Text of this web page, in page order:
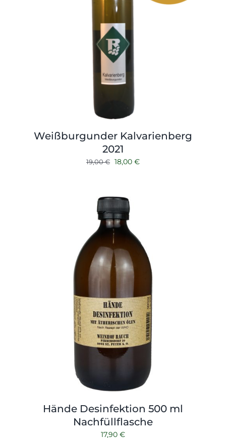
Weißburgunder Kalvarienberg
2021
19,00€ Ursprünglicher
19,00 €
18,00 €Aktueller
Hände Desinfektion 500 ml
Nachfüllflasche
17,90 €